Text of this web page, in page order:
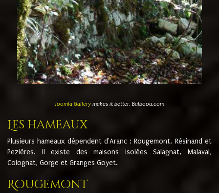
Joomla Gallerymakes it better. Balbooa.com
Les hameaux
Plusieurs hameaux dépendent d'Aranc : Rougemont, Résinand et
Pezières. Il existe des maisons isolées Salagnat, Malaval,
Colognat, Gorge et Granges Goyet.
Rougemont